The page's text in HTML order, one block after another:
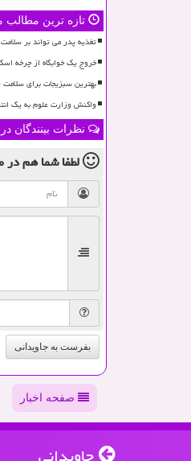
تازه ترین مطالب
تغذیه پدر می تواند بر سلامت
خروج یک خوابگاه از چرخه
بهترین سبزیجات برای
واکنش وزارت علوم به یک
نظرات بینندگان
لطفا شما همدر
بفرست به جاویدانی
صفحه اخبار